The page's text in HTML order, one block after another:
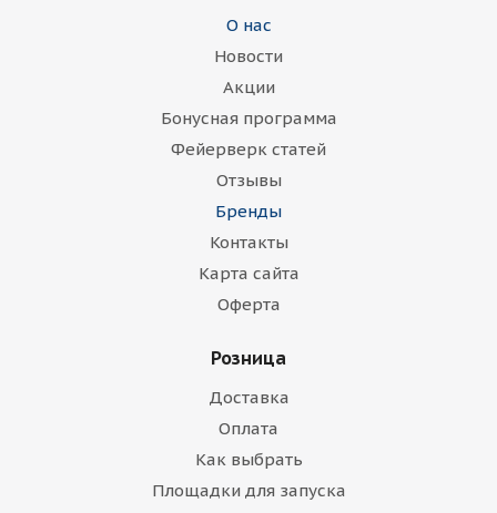
О нас
Новости
Акции
Бонусная программа
Фейерверк статей
Отзывы
Бренды
Контакты
Карта сайта
Оферта
Розница
Доставка
Оплата
Как выбрать
Площадки для запуска